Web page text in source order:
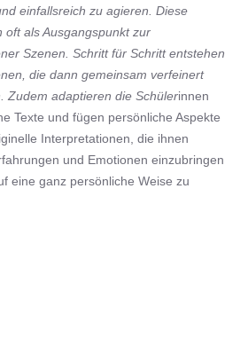
einfallsreich zu agieren. Diese
oft als Ausgangspunkt zur
Szenen. Schritt für Schritt entstehen
die dann gemeinsam verfeinert
Zudem adaptieren die Schülerinnen
Texte und fügen persönliche Aspekte
Interpretationen, die ihnen
und Emotionen einzubringen
eine ganz persönliche Weise zu